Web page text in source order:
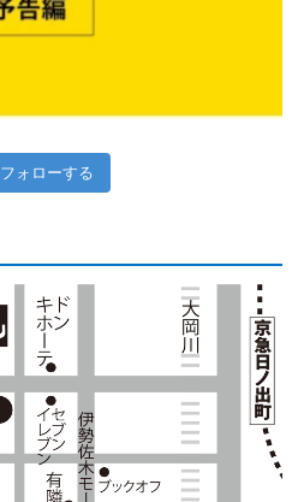
フォローする